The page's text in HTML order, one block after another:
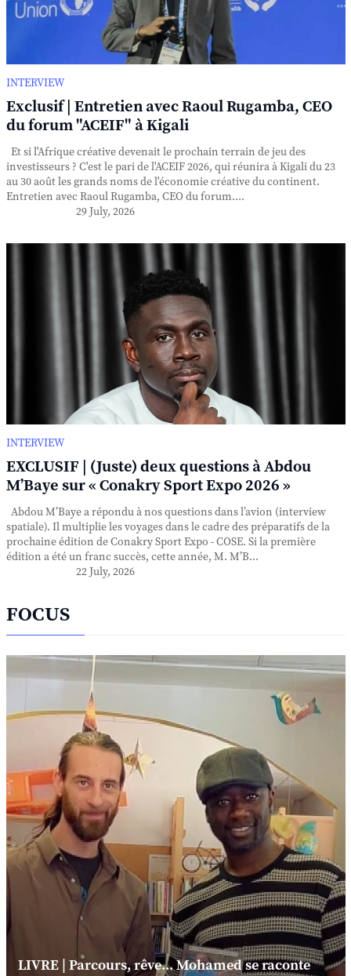
INTERVIEW
Exclusif | Entretien avec Raoul Rugamba, CEO
du forum "ACEIF" à Kigali
Et si l'Afrique créative devenait le prochain terrain de jeu des
investisseurs ? C'est le pari de l'ACEIF 2026, qui réunira à Kigali du 23
au 30 août les grands noms de l'économie créative du continent.
Entretien avec Raoul Rugamba, CEO du forum....
29 July, 2026
INTERVIEW
EXCLUSIF | (Juste) deux questions à Abdou
M’Baye sur « Conakry Sport Expo 2026 »
Abdou M’Baye a répondu à nos questions dans l’avion (interview
spatiale). Il multiplie les voyages dans le cadre des préparatifs de la
prochaine édition de Conakry Sport Expo - COSE. Si la première
édition a été un franc succès, cette année, M. M’B...
22 July, 2026
FOCUS
LIVRE | Parcours, rêve... Mohamed se raconte